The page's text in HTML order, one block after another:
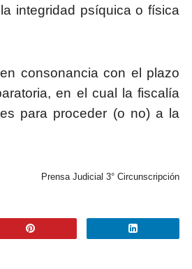
integridad psíquica o física
consonancia con el plazo
en el cual la fiscalía
para proceder (o no) a la
Prensa Judicial 3° Circunscripción